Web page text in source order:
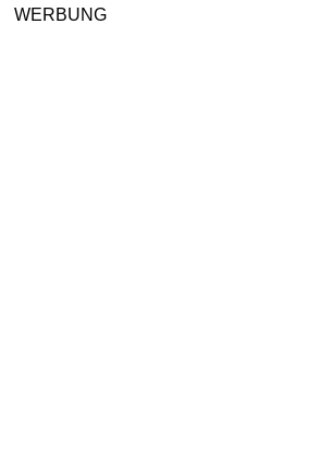
WERBUNG